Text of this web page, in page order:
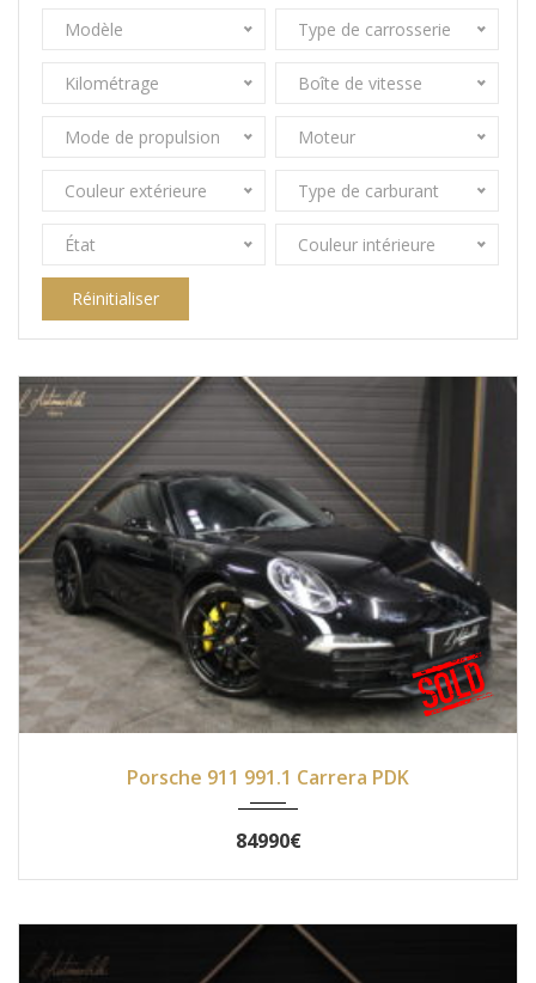
Modèle Type de carrosserie
Kilométrage Boîte de vitesse
Mode de propulsion Moteur
Couleur extérieure Type de carburant
État Couleur intérieure
Réinitialiser
Porsche 911 991.1 Carrera PDK
84990€